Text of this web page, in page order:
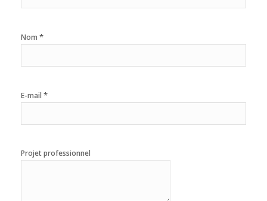
Nom *
E-mail *
Projet professionnel